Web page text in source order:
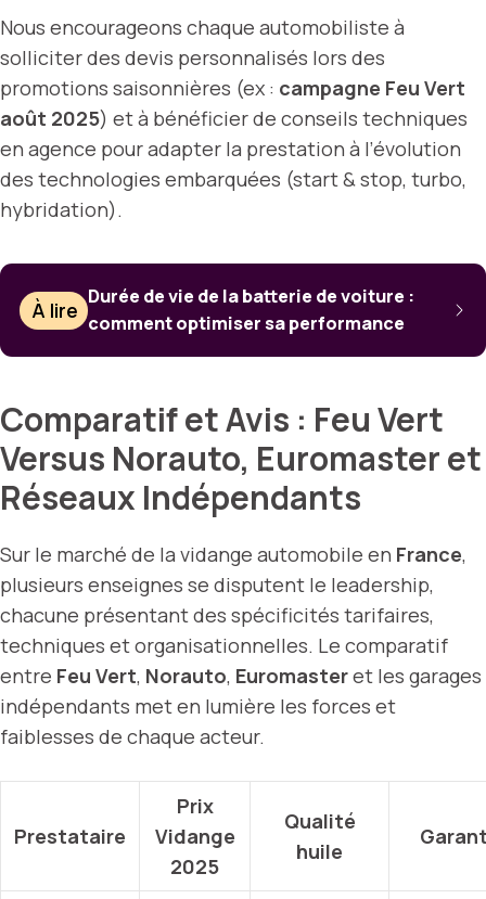
Nous encourageons chaque automobiliste à
solliciter des devis personnalisés lors des
promotions saisonnières (ex : campagne Feu Vert
août 2025) et à bénéficier de conseils techniques
en agence pour adapter la prestation à l’évolution
des technologies embarquées (start & stop, turbo,
hybridation).
À lire
Durée de vie de la batterie de voiture :
comment optimiser sa performance
Comparatif et Avis : Feu Vert
Versus Norauto, Euromaster et
Réseaux Indépendants
Sur le marché de la vidange automobile en France,
plusieurs enseignes se disputent le leadership,
chacune présentant des spécificités tarifaires,
techniques et organisationnelles. Le comparatif
entre Feu Vert, Norauto, Euromasteret les garages
indépendants met en lumière les forces et
faiblesses de chaque acteur.
Prestataire
Prix
Vidange
2025
Qualité
huile